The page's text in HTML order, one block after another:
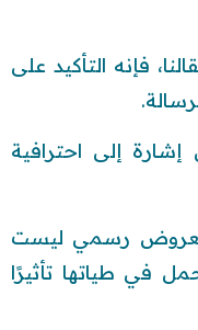
فإنه التأكيد على
إلى احترافية
معروض رسمي ليست
في طياتها تأثيرًا